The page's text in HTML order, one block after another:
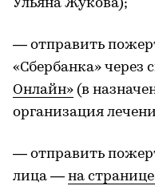
Ульяна Жукова);
— отправить
«Сбербанка» через
Онлайн» (в
организация
— отправить
лица — на